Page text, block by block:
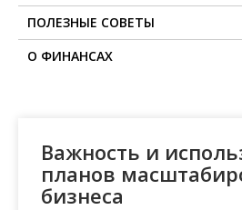
ПОЛЕЗНЫЕ СОВЕТЫ
О ФИНАНСАХ
Важность и
планов
бизнеса